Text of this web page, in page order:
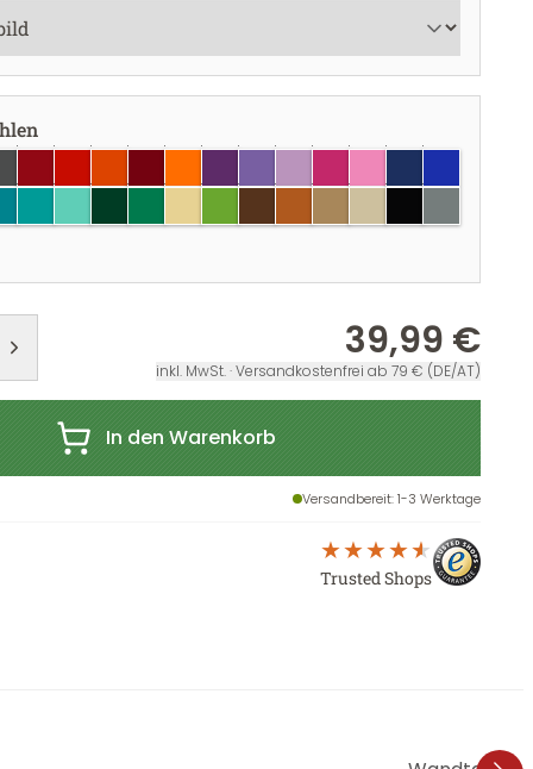
39,99 €
inkl. MwSt. · Versandkostenfrei ab 79 € (DE/AT)
In den Warenkorb
Versandbereit: 1-3 Werktage
Trusted Shops